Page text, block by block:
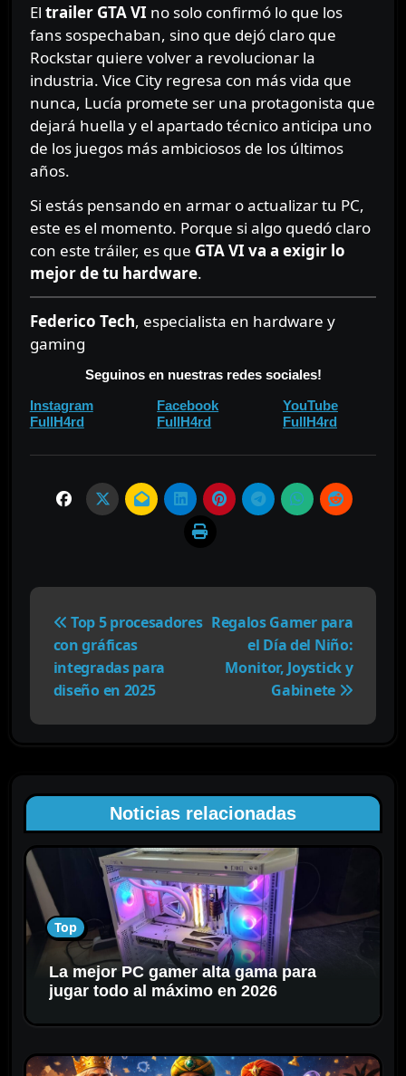
El trailer GTA VI no solo confirmó lo que los
fans sospechaban, sino que dejó claro que
Rockstar quiere volver a revolucionar la
industria. Vice City regresa con más vida que
nunca, Lucía promete ser una protagonista que
dejará huella y el apartado técnico anticipa uno
de los juegos más ambiciosos de los últimos
años.
Si estás pensando en armar o actualizar tu PC,
este es el momento. Porque si algo quedó claro
con este tráiler, es que GTA VI va a exigir lo
mejor de tu hardware.
Federico Tech, especialista en hardware y
gaming
Seguinos en nuestras redes sociales!
Instagram
FullH4rd
Facebook
FullH4rd
YouTube
FullH4rd
N
n
e
e
n
r
s
Top 5 procesadores
con gráficas
integradas para
diseño en 2025
Regalos Gamer para
el Día del Niño:
Monitor, Joystick y
Gabinete
Noticias relacionadas
Top
La mejor PC gamer alta gama para
jugar todo al máximo en 2026